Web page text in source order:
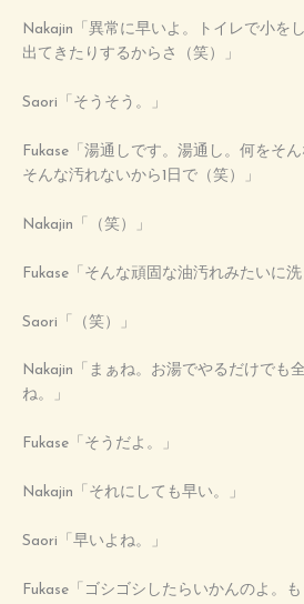
Nakajin「異常に早いよ。トイレで小を
出てきたりするからさ（笑）」
Saori「そうそう。」
Fukase「湯通しです。湯通し。何をそ
そんな汚れないから1日で（笑）」
Nakajin「（笑）」
Fukase「そんな頑固な油汚れみたいに洗
Saori「（笑）」
Nakajin「まぁね。お湯でやるだけでも
ね。」
Fukase「そうだよ。」
Nakajin「それにしても早い。」
Saori「早いよね。」
Fukase「ゴシゴシしたらいかんのよ。